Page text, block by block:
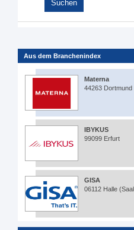
Aus dem Branchenindex
Materna
44263 Dortmund
IBYKUS
99099 Erfurt
GISA
06112 Halle